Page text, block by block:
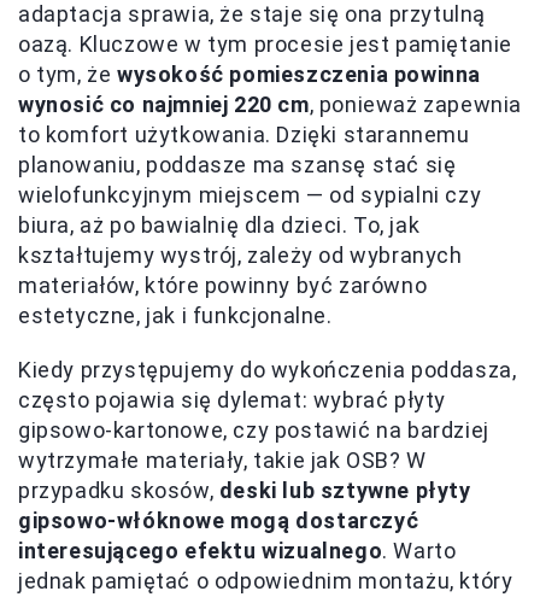
adaptacja sprawia, że staje się ona przytulną
oazą. Kluczowe w tym procesie jest pamiętanie
o tym, że wysokość pomieszczenia powinna
wynosić co najmniej 220 cm, ponieważ zapewnia
to komfort użytkowania. Dzięki starannemu
planowaniu, poddasze ma szansę stać się
wielofunkcyjnym miejscem — od sypialni czy
biura, aż po bawialnię dla dzieci. To, jak
kształtujemy wystrój, zależy od wybranych
materiałów, które powinny być zarówno
estetyczne, jak i funkcjonalne.
Kiedy przystępujemy do wykończenia poddasza,
często pojawia się dylemat: wybrać płyty
gipsowo-kartonowe, czy postawić na bardziej
wytrzymałe materiały, takie jak OSB? W
przypadku skosów, deski lub sztywne płyty
gipsowo-włóknowe mogą dostarczyć
interesującego efektu wizualnego. Warto
jednak pamiętać o odpowiednim montażu, który